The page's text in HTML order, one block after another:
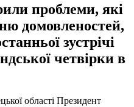
проблеми, які
домовленостей,
зустрічі
четвірки в
області Президент